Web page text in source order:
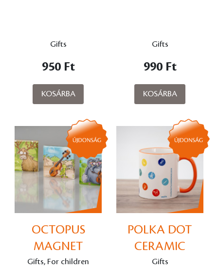
Gifts
950 Ft
KOSÁRBA
Gifts
990 Ft
KOSÁRBA
OCTOPUS
MAGNET
Gifts, For children
POLKA DOT
CERAMIC
OCTOPUS MUG
Gifts